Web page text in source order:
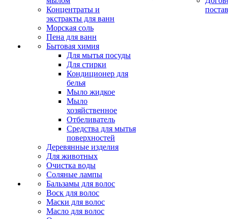
Концентраты и
экстракты для ванн
Морская соль
Пена для ванн
Бытовая химия
Для мытья посуды
Для стирки
Кондиционер для
белья
Мыло жидкое
Мыло
хозяйственное
Отбеливатель
Средства для мытья
поверхностей
Деревянные изделия
Для животных
Очистка воды
Соляные лампы
Бальзамы для волос
Воск для волос
Маски для волос
Масло для волос